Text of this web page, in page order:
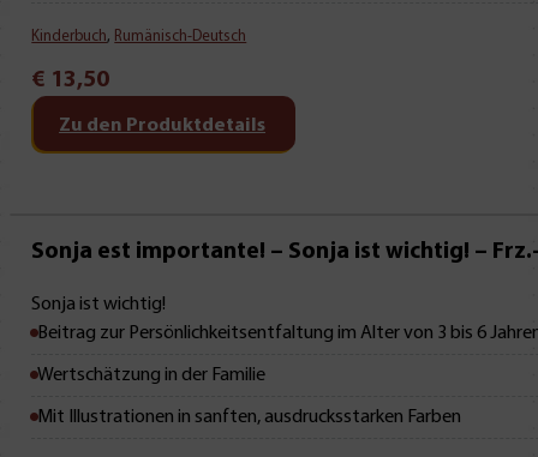
Kinderbuch, Rumänisch-Deutsch
€ 13,50
Zu den Produktdetails
Mit Leseprobe!
Sonja est importante! – Sonja ist wichtig! –
Sonja ist wichtig!
Beitrag zur Persönlichkeitsentfaltung im Alter von 3 bis 6
Wertschätzung in der Familie
Mit Illustrationen in sanften, ausdrucksstarken Farben